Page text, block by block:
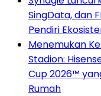
SingData, dan
Pendiri
Menemukan
Stadion:
Cup 2026™
Rumah